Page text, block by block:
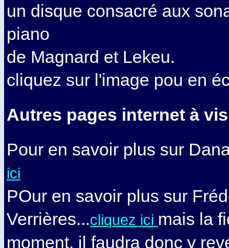
un disque consacré aux
piano
de Magnard et Lekeu.
cliquez sur l'image pou en
Autres pages internet à
Pour en savoir plus sur
ici
POur en savoir plus sur
Verrières...cliquez ici mais la
moment, il faudra donc y